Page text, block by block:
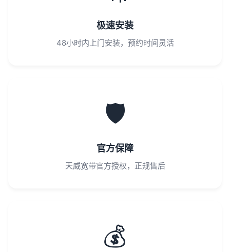
极速安装
48小时内上门安装，预约时间灵活
🛡️
官方保障
天威宽带官方授权，正规售后
💰